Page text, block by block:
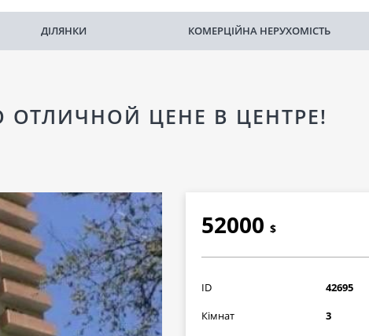
ДІЛЯНКИ КОМЕРЦІЙНА НЕРУХОМІСТЬ
ОТЛИЧНОЙ ЦЕНЕ В ЦЕНТРЕ!
52000 $
1508000грн
ID
42695
Кімнат
3